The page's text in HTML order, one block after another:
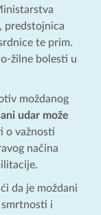
predstojnica
te prim.
žilne bolesti u
moždanog
udar može
o važnosti
načina
da je moždani
i